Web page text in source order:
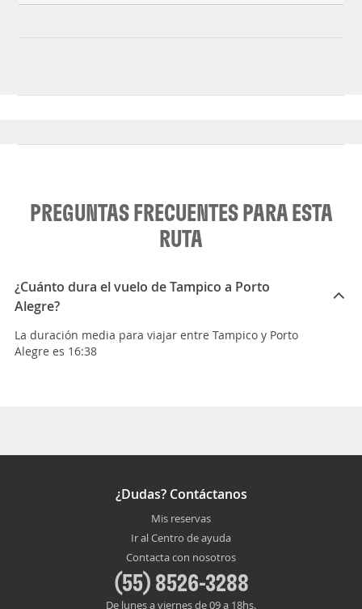
PREGUNTAS FRECUENTES PARA ESTA
RUTA
¿Cuánto dura el vuelo de Tampico a Porto
Alegre?
La duración media para viajar entre Tampico y Porto
Alegre es 16:38
¿Dudas? Contáctanos
Mis reservas
Ir al Centro de ayuda
Contacta con nosotros
(55) 8526-3288
De lunes a viernes de 09 a 18hs.